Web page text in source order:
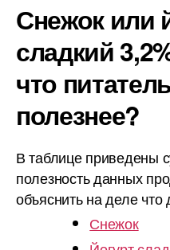
Снежок или
сладкий
что
полезнее?
В таблице приведены
полезность данных
объяснить на деле что
Снежок